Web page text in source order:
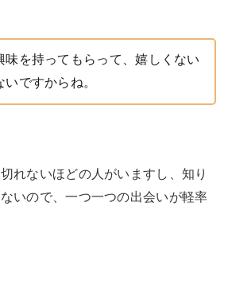
味を持ってもらって、嬉しくない
いですからね。
れないほどの人がいますし、知り
いので、一つ一つの出会いが軽率